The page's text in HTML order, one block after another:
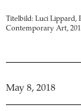
Titelbild: Luci Lippard,
Contemporary Art,
May 8, 2018